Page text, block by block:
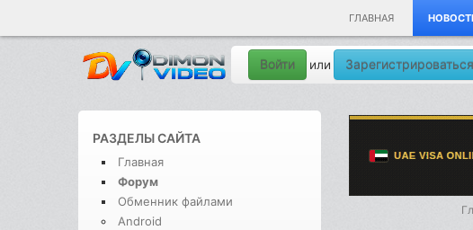
ГЛАВНАЯ
Войти или Зарегистрироваться
РАЗДЕЛЫ САЙТА
Главная
Форум
Обменник файлами
Android